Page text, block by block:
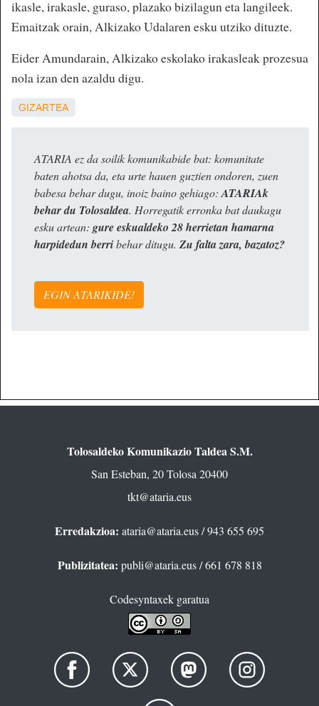
ikasle, irakasle, guraso, plazako bizilagun eta langileek.
Emaitzak orain, Alkizako Udalaren esku utziko dituzte.
Eider Amundarain, Alkizako eskolako irakasleak prozesua
nola izan den azaldu digu.
GIZARTEA
ATARIA ez da soilik komunikabide bat: komunitate
baten ahotsa da, eta urte hauen guztien ondoren, zuen
babesa behar dugu, inoiz baino gehiago: ATARIAk
behar du Tolosaldea. Horregatik erronka bat daukagu
esku artean: gure eskualdeko 28 herrietan hamarna
harpidedun berribehar ditugu. Zu falta zara, bazatoz?
EGIN ATARIKIDE!
Tolosaldeko Komunikazio Taldea S.M.
San Esteban, 20 Tolosa 20400
tkt@ataria.eus
Erredakzioa: ataria@ataria.eus/ 943 655 695
Publizitatea: publi@ataria.eus/ 661 678 818
Codesyntaxek garatua